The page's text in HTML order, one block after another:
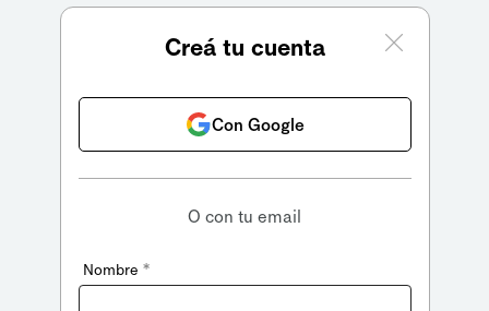
Creá tu cuenta
Con Google
O con tu email
Nombre *